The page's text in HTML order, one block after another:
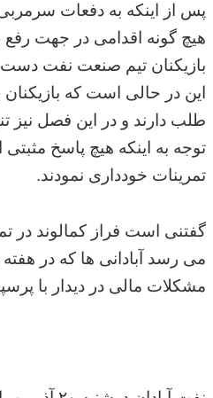
پس از اینکه به دفعات
هیچ گونه اقدامی در جهت
بازیکنان تیم‌ صنعت نفت دست
توجه به اینکه هیچ پاسخ
تمرینات خودداری نمودند.
گفتنی است فراز کمالوند در
می رسد آبادانی ها که در
مشکلات مالی در دیدار با